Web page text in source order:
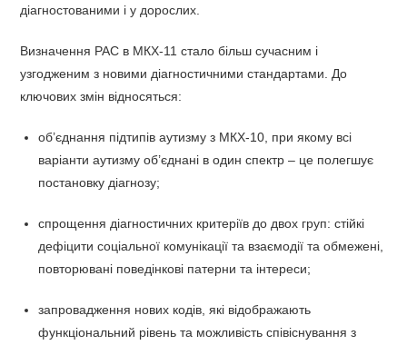
діагностованими і у дорослих.
Визначення РАС в МКХ-11 стало більш сучасним і
узгодженим з новими діагностичними стандартами. До
ключових змін відносяться:
об’єднання підтипів аутизму з МКХ-10, при якому всі
варіанти аутизму об’єднані в один спектр – це полегшує
постановку діагнозу;
спрощення діагностичних критеріїв до двох груп: стійкі
дефіцити соціальної комунікації та взаємодії та обмежені,
повторювані поведінкові патерни та інтереси;
запровадження нових кодів, які відображають
функціональний рівень та можливість співіснування з